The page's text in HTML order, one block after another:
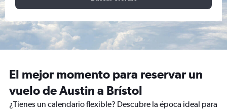
El mejor momento para reservar un
vuelo de Austin a Brístol
¿Tienes un calendario flexible? Descubre la época ideal para